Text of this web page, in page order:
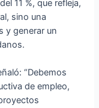
11 %, que refleja,
sino una
y generar un
“Debemos
de empleo,